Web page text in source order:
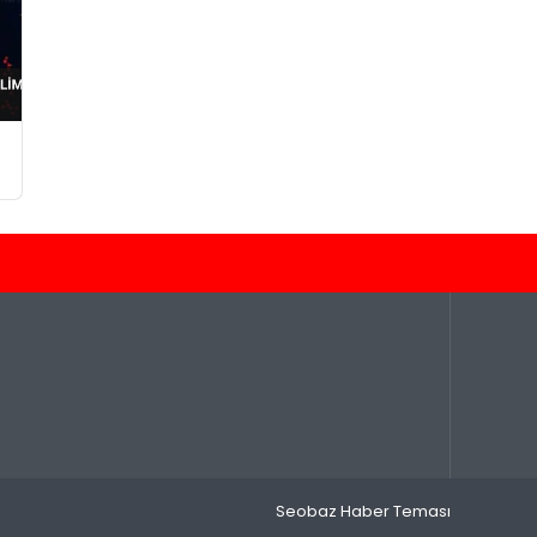
Seobaz Haber Teması